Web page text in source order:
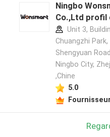
Ningbo
Co.,Ltd profil
Unit 3,
Chuangzhi Park,
Shengyuan
Ningbo City,
,Chine
5.0